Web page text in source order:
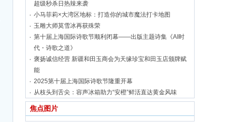
超级秒杀日热辣来袭
小马菲莉×大湾区地标：打造你的城市魔法打卡地图
玉雕大师莫雪冰再获殊荣
第十届上海国际诗歌节顺利闭幕——出版主题诗集《AI时
代・诗歌之道》
褒扬诚信经营 新疆和田玉商会为天缘珍宝和田玉店颁牌赋
能
2025第十届上海国际诗歌节隆重开幕
从枝头到舌尖：容声冰箱助力“安橙”鲜活直达黄金风味
焦点图片